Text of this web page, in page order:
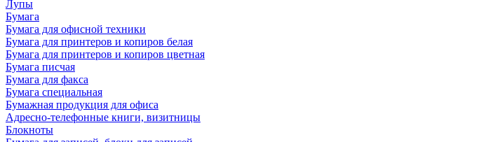
Лупы
Бумага
Бумага для офисной техники
Бумага для принтеров и копиров белая
Бумага для принтеров и копиров цветная
Бумага писчая
Бумага для факса
Бумага специальная
Бумажная продукция для офиса
Адресно-телефонные книги, визитницы
Блокноты